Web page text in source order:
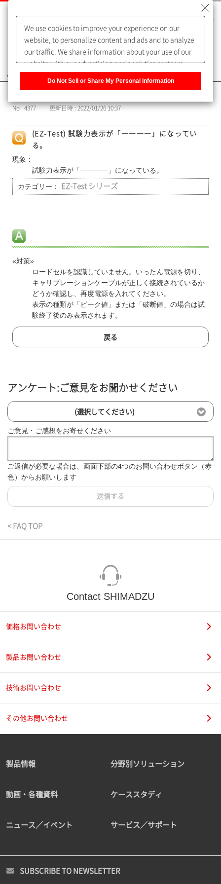
よくあるご質問（FAQ）
No : 4377 更新日時 : 2022/01/26 10:37
(EZ-Test) 試験力表示が「――――」になってい
る。
現象：
試験力表示が「――――」になっている。
カテゴリー： EZ-Test シリーズ
«対策»
ロードセルを認識していません。いったん電源を切り、
キャリブレーションケーブルが正しく接続されているか
どうか確認し、再度電源を入れてください。
表示の種類が「ピーク値」または「破断値」の場合は試
験終了後のみ表示されます。
戻る
アンケート:ご意見をお聞かせください
(選択してください)
ご意見・ご感想をお寄せください
ご返信が必要な場合は、画面下部の4つのお問い合わせボタン（赤
色）からお願いします
送信する
< FAQ TOP
Contact SHIMADZU
価格お問い合わせ
製品お問い合わせ
技術お問い合わせ
その他お問い合わせ
製品情報 分野別ソリューション
動画・各種資料 ケーススタディ
ニュース／イベント サービス／サポート
SUBSCRIBE TO NEWSLETTER
We use cookies to improve your experience on our
website, to personalize content and ads and to analyze
our traffic. We share information about your use of our
website with our advertising and analytics partners,
of our sharing information about you with our partners.
Information] to customize your cookie settings on our
website.
Do Not Sell or Share My Personal Information